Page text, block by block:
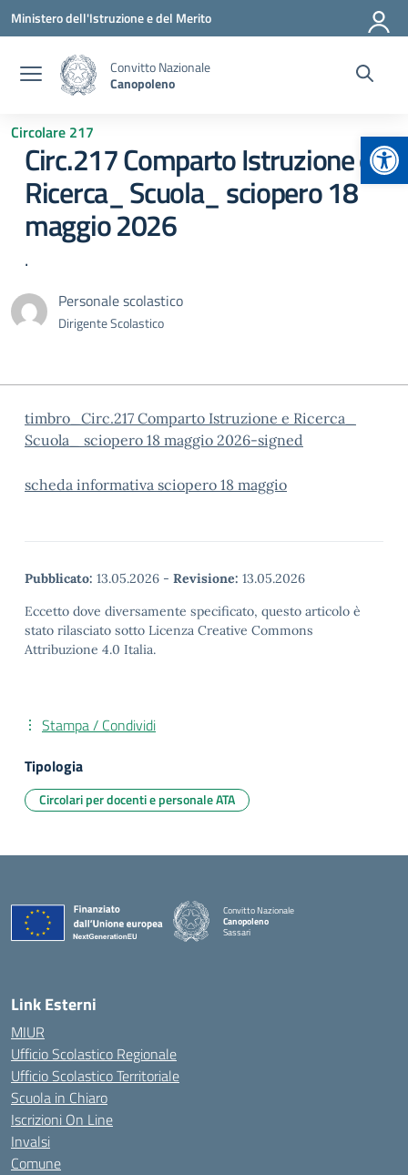
Vai ai contenuti
Vai al menu di navigazione
Vai al footer
Ministero dell'Istruzione e del Merito
Convitto Nazionale
Canopoleno
Circolare 217
Circ.217 Comparto Istruzione e
Ricerca_ Scuola_ sciopero 18
maggio 2026
.
Personale scolastico
Dirigente Scolastico
timbro_Circ.217 Comparto Istruzione e Ricerca_
Scuola_ sciopero 18 maggio 2026-signed
scheda informativa sciopero 18 maggio
Pubblicato: 13.05.2026 - Revisione: 13.05.2026
Eccetto dove diversamente specificato, questo articolo è
stato rilasciato sotto Licenza Creative Commons
Attribuzione 4.0 Italia.
Stampa / Condividi
Tipologia
Circolari per docenti e personale ATA
Convitto Nazionale
Canopoleno
Sassari
Link Esterni
MIUR
Ufficio Scolastico Regionale
Ufficio Scolastico Territoriale
Scuola in Chiaro
Iscrizioni On Line
Invalsi
Comune